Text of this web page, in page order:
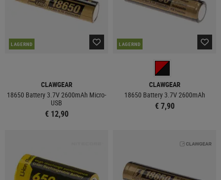
LAGERND
CLAWGEAR
18650 Battery 3.7V 2600mAh Micro-
USB
€ 12,90
LAGERND
CLAWGEAR
18650 Battery 3.7V 2600mAh
€ 7,90